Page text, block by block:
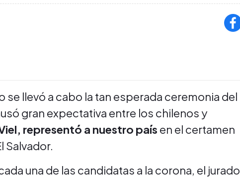
se llevó a cabo la tan esperada ceremonia del
gran expectativa entre los chilenos y
representó a nuestro país en el certamen
Salvador.
una de las candidatas a la corona, el jurado